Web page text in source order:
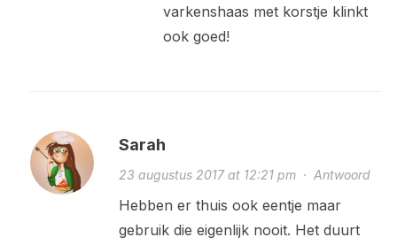
varkenshaas met korstje klinkt
ook goed!
Sarah
23 augustus 2017 at 12:21 pm· Antwoord
Hebben er thuis ook eentje maar
gebruik die eigenlijk nooit. Het duurt